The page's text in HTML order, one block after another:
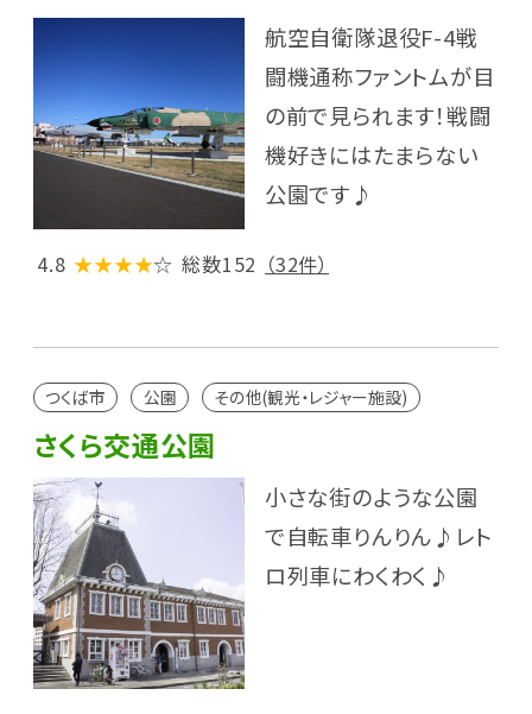
航空自衛隊退役F-4戦
闘機通称ファントムが目
の前で見られます！戦闘
機好きにはたまらない
公園です♪
4.8 ★★★★☆ 総数152 （32件）
つくば市 公園 その他(観光・レジャー施設)
さくら交通公園
小さな街のような公園
で自転車りんりん♪レト
ロ列車にわくわく♪